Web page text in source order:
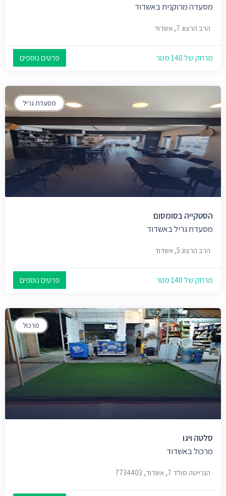
מסעדה מרוקנית באשדוד
הרב הרצוג 7, אשדוד
מרחק של 140 מטר פרטים נוספים
מסעדת גריל
הסטקייה בסומסום
מסעדת גריל באשדוד
הרב הרצוג 5, אשדוד
מרחק של 140 מטר פרטים נוספים
מרכול
סלטה ויגו
מרכול באשדוד
הנרייטה סולד 7, אשדוד, 7734403